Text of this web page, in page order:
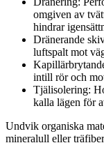
omgiven av
hindrar
Dränerande
luftspalt mot
intill rör och
Tjälisolering:
kalla lägen för
Undvik organiska
mineralull eller